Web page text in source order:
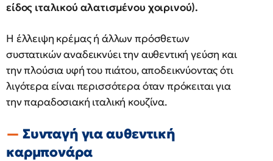
είδος ιταλικού αλατισμένου χοιρινού).
Η έλλειψη κρέμας ή άλλων πρόσθετων
συστατικών αναδεικνύει την αυθεντική γεύση και
την πλούσια υφή του πιάτου, αποδεικνύοντας ότι
λιγότερα είναι περισσότερα όταν πρόκειται για
την παραδοσιακή ιταλική κουζίνα.
Συνταγή για αυθεντική
καρμπονάρα